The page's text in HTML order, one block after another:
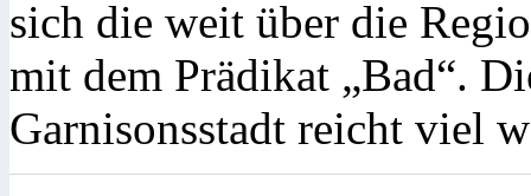
sich die weit über die
mit dem Prädikat „Bad“.
Garnisonsstadt reicht viel